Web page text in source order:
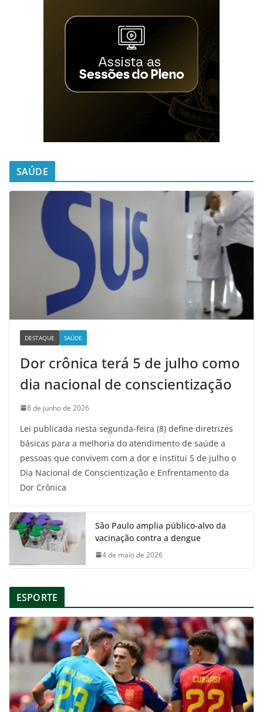
SAÚDE
DESTAQUE SAÚDE
Dor crônica terá 5 de julho como
dia nacional de conscientização
8 de junho de 2026
Lei publicada nesta segunda-feira (8) define diretrizes
básicas para a melhoria do atendimento de saúde a
pessoas que convivem com a dor e institui 5 de julho o
Dia Nacional de Conscientização e Enfrentamento da
Dor Crônica
São Paulo amplia público-alvo da
vacinação contra a dengue
4 de maio de 2026
ESPORTE